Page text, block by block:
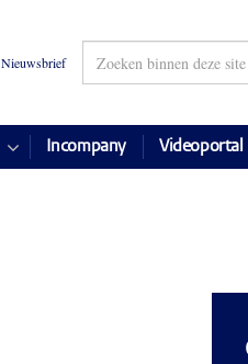
Nieuwsbrief
Incompany Videoportal